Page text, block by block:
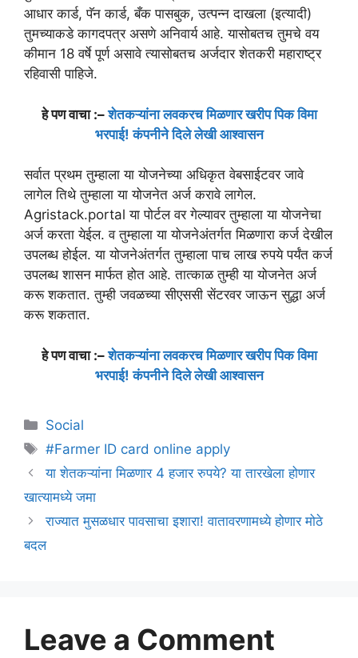
आधार कार्ड, पॅन कार्ड, बँक पासबुक, उत्पन्न दाखला (इत्यादी)
तुमच्याकडे कागदपत्र असणे अनिवार्य आहे. यासोबतच तुमचे वय
कीमान 18 वर्षे पूर्ण असावे त्यासोबतच अर्जदार शेतकरी महाराष्ट्र
रहिवासी पाहिजे.
हे पण वाचा :–शेतकऱ्यांना लवकरच मिळणार खरीप पिक विमा
भरपाई! कंपनीने दिले लेखी आश्वासन
सर्वात प्रथम तुम्हाला या योजनेच्या अधिकृत वेबसाईटवर जावे
लागेल तिथे तुम्हाला या योजनेत अर्ज करावे लागेल.
Agristack.portal या पोर्टल वर गेल्यावर तुम्हाला या योजनेचा
अर्ज करता येईल. व तुम्हाला या योजनेअंतर्गत मिळणारा कर्ज देखील
उपलब्ध होईल. या योजनेअंतर्गत तुम्हाला पाच लाख रुपये पर्यंत कर्ज
उपलब्ध शासन मार्फत होत आहे. तात्काळ तुम्ही या योजनेत अर्ज
करू शकतात. तुम्ही जवळच्या सीएससी सेंटरवर जाऊन सुद्धा अर्ज
करू शकतात.
हे पण वाचा :–शेतकऱ्यांना लवकरच मिळणार खरीप पिक विमा
भरपाई! कंपनीने दिले लेखी आश्वासन
Categories
Social
Tags
#Farmer ID card online apply
या शेतकऱ्यांना मिळणार 4 हजार रुपये? या तारखेला होणार
खात्यामध्ये जमा
राज्यात मुसळधार पावसाचा इशारा! वातावरणामध्ये होणार मोठे
बदल
Leave a Comment